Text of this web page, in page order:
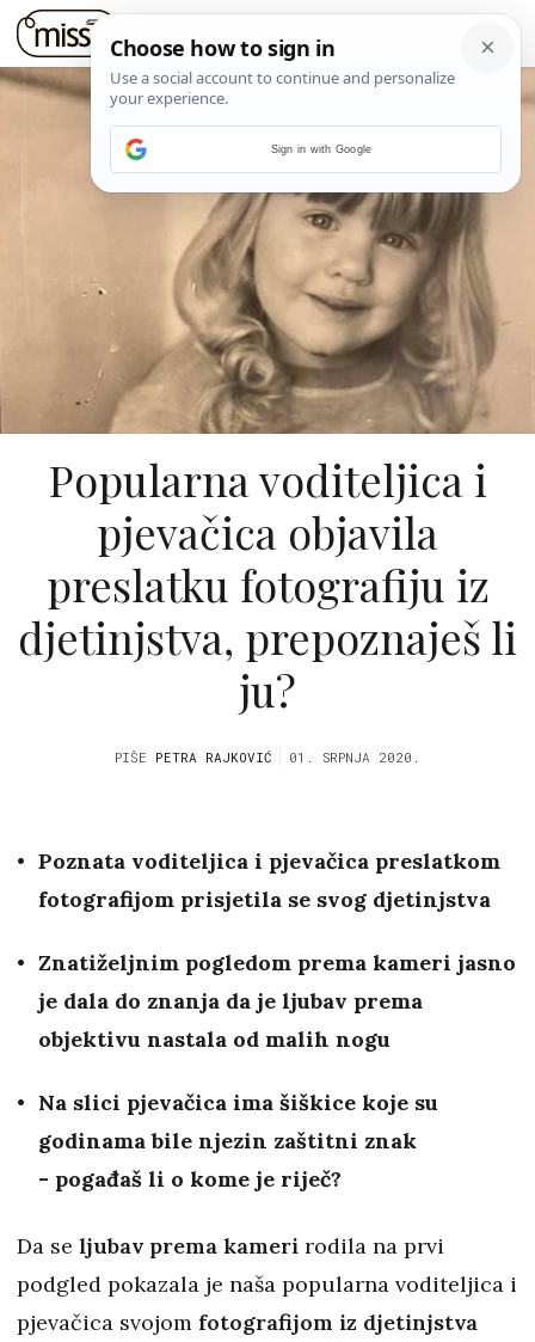
Popularna voditeljica i
pjevačica objavila
preslatku fotografiju iz
djetinjstva, prepoznaješ li
ju?
PIŠE PETRA RAJKOVIĆ 01. SRPNJA 2020.
Poznata voditeljica i pjevačica preslatkom
fotografijom prisjetila se svog djetinjstva
Znatiželjnim pogledom prema kameri jasno
je dala do znanja da je ljubav prema
objektivu nastala od malih nogu
Na slici pjevačica ima šiškice koje su
godinama bile njezin zaštitni znak
- pogađaš li o kome je riječ?
Da se ljubav prema kameri rodila na prvi
podgled pokazala je naša popularna voditeljica i
pjevačica svojom fotografijom iz djetinjstva
Sign in with Google